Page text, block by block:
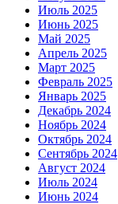
Июль 2025
Июнь 2025
Май 2025
Апрель 2025
Март 2025
Февраль 2025
Январь 2025
Декабрь 2024
Ноябрь 2024
Октябрь 2024
Сентябрь 2024
Август 2024
Июль 2024
Июнь 2024